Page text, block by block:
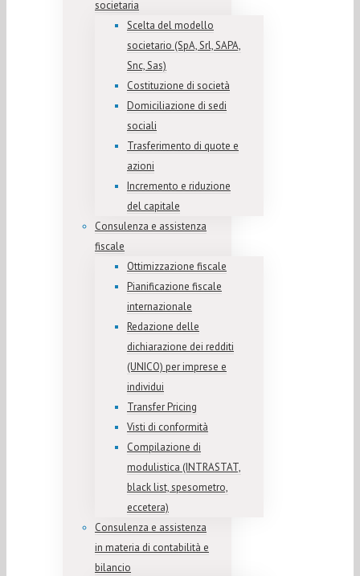
societaria
Scelta del modello
societario (SpA, Srl, SAPA,
Snc, Sas)
Costituzione di società
Domiciliazione di sedi
sociali
Trasferimento di quote e
azioni
Incremento e riduzione
del capitale
Consulenza e assistenza
fiscale
Ottimizzazione fiscale
Pianificazione fiscale
internazionale
Redazione delle
dichiarazione dei redditi
(UNICO) per imprese e
individui
Transfer Pricing
Visti di conformità
Compilazione di
modulistica (INTRASTAT,
black list, spesometro,
eccetera)
Consulenza e assistenza
in materia di contabilità e
bilancio